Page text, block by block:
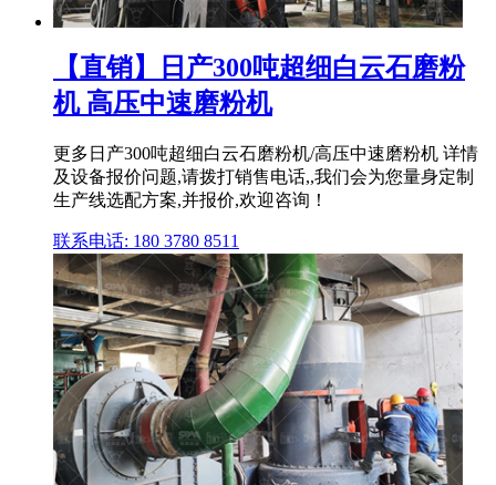
【直销】日产300吨超细白云石磨粉
机 高压中速磨粉机
更多日产300吨超细白云石磨粉机/高压中速磨粉机 详情
及设备报价问题,请拨打销售电话,,我们会为您量身定制
生产线选配方案,并报价,欢迎咨询！
联系电话: 180 3780 8511